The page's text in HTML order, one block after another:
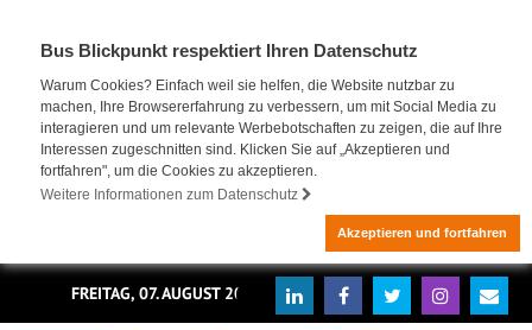
Bus Blickpunkt respektiert Ihren Datenschutz
Warum Cookies? Einfach weil sie helfen, die Website nutzbar zu
machen, Ihre Browsererfahrung zu verbessern, um mit Social Media zu
interagieren und um relevante Werbebotschaften zu zeigen, die auf Ihre
Interessen zugeschnitten sind. Klicken Sie auf „Akzeptieren und
fortfahren", um die Cookies zu akzeptieren.
Weitere Informationen zum Datenschutz
Akzeptieren und fortfahren
FREITAG, 07. AUGUST 2026